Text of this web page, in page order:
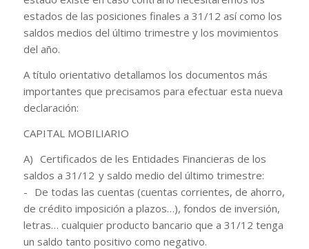
estados de las posiciones finales a 31/12 así como los
saldos medios del último trimestre y los movimientos
del año.
A título orientativo detallamos los documentos más
importantes que precisamos para efectuar esta nueva
declaración:
CAPITAL MOBILIARIO
A) Certificados de les Entidades Financieras de los
saldos a 31/12 y saldo medio del último trimestre:
- De todas las cuentas (cuentas corrientes, de ahorro,
de crédito imposición a plazos…), fondos de inversión,
letras… cualquier producto bancario que a 31/12 tenga
un saldo tanto positivo como negativo.